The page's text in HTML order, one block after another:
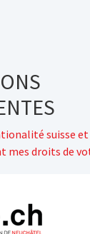
suisse
mes droits de